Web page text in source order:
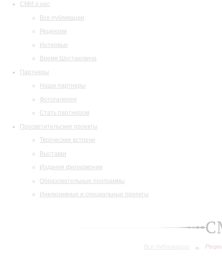
СМИ о нас
Все публикации
Рецензии
Интервью
Время Шостаковича
Партнеры
Наши партнеры
Фотогалерея
Стать партнером
Просветительские проекты
Творческие встречи
Выставки
Издания филармонии
Образовательные программы
Инклюзивные и специальные проекты
Все публикации